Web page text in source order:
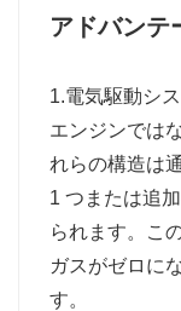
アドバンテ
1.電気駆動シ
エンジンでは
れらの構造は
1 つまたは追
られます。こ
ガスがゼロに
す。